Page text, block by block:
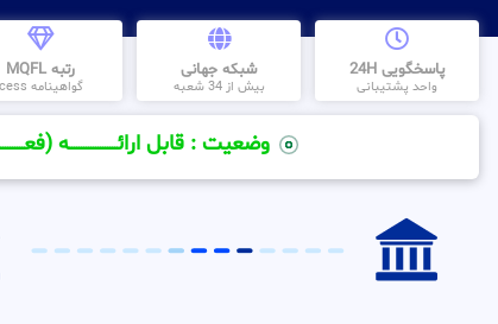
پاسخگویی 24H
واحد پشتیبانی
شبکه جهانی
بیش از 34 شعبه
رتبه MQFL
گواهینامه cess
وضعیت : قابل ارائــــــــــــــــــــه